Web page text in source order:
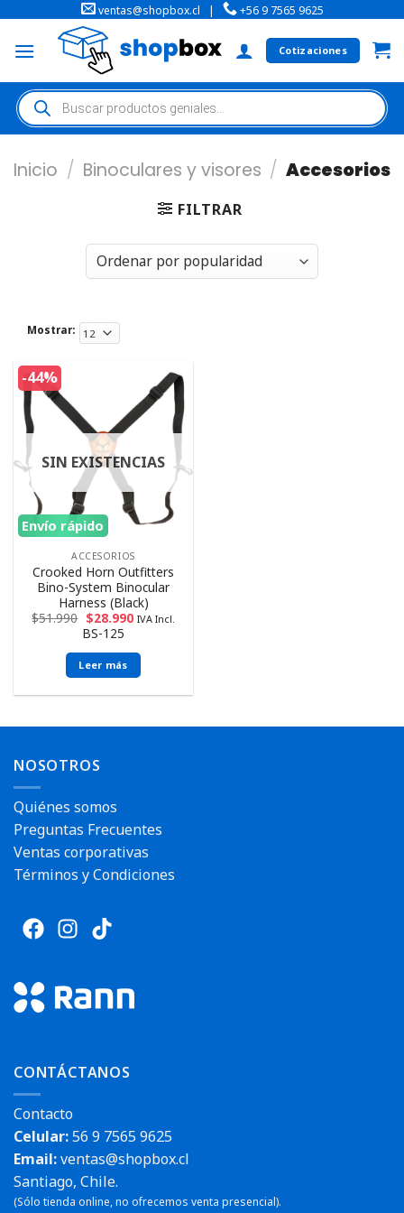
ventas@shopbox.cl | +56 9 7565 9625
Cotizaciones
Inicio / Binoculares y visores / Accesorios
FILTRAR
Mostrar:
-44%
Envío rápido
SIN EXISTENCIAS
ACCESORIOS
Crooked Horn Outfitters
Bino-System Binocular
Harness (Black)
$51.990 $28.990 IVA Incl.
BS-125
Leer más
NOSOTROS
Quiénes somos
Preguntas Frecuentes
Ventas corporativas
Términos y Condiciones
CONTÁCTANOS
Contacto
Celular:56 9 7565 9625
Email:ventas@shopbox.cl
Santiago, Chile.
(Sólo tienda online, no ofrecemos venta presencial).